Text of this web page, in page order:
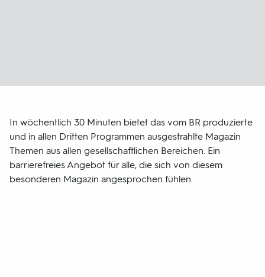
In wöchentlich 30 Minuten bietet das vom BR produzierte
und in allen Dritten Programmen ausgestrahlte Magazin
Themen aus allen gesellschaftlichen Bereichen. Ein
barrierefreies Angebot für alle, die sich von diesem
besonderen Magazin angesprochen fühlen.